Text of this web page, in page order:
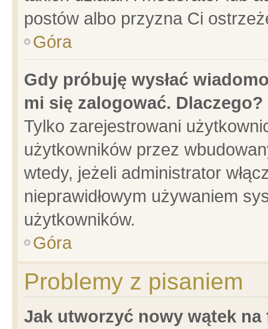
postów albo przyzna Ci
Góra
Gdy próbuję wysłać
mi się zalogować. Dlaczego?
Tylko zarejestrowani
użytkowników przez
wtedy, jeżeli administrator
nieprawidłowym używaniem
użytkowników.
Góra
Problemy z pisaniem
Jak utworzyć nowy wątek na